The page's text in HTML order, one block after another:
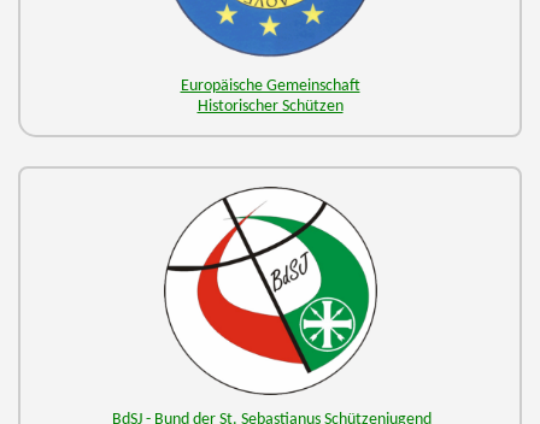
Europäische Gemeinschaft
Historischer Schützen
BdSJ - Bund der St. Sebastianus Schützenjugend